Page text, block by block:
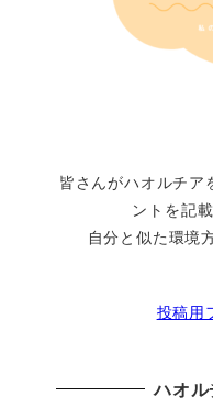
皆さんがハオルチア
ントを記
自分と似た環境
投稿用
ハオ